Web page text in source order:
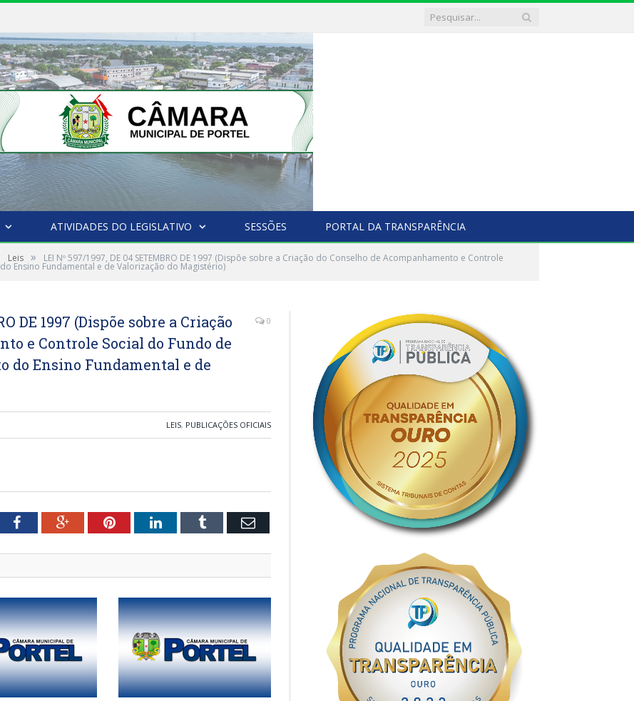
ATIVIDADES DO LEGISLATIVO SESSÕES PORTAL DA TRANSPARÊNCIA
Leis » LEI Nº 597/1997, DE 04 SETEMBRO DE 1997 (Dispõe sobre a Criação do Conselho de Acompanhamento e Controle
Ensino Fundamental e de Valorização do Magistério)
DE 1997 (Dispõe sobre a Criação
e Controle Social do Fundo de
do Ensino Fundamental e de
0
LEIS, PUBLICAÇÕES OFICIAIS
FacebookGoogle+PinterestLinkedInTumblr Email